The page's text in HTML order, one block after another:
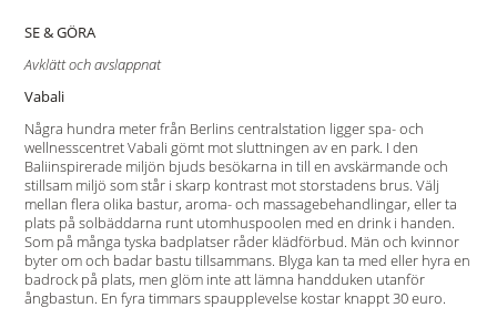
SE & GÖRA
Avklätt och avslappnat
Vabali
Några hundra meter från Berlins centralstation ligger spa- och
wellnesscentret Vabali gömt mot sluttningen av en park. I den
Baliinspirerade miljön bjuds besökarna in till en avskärmande och
stillsam miljö som står i skarp kontrast mot storstadens brus. Välj
mellan flera olika bastur, aroma- och massagebehandlingar, eller ta
plats på solbäddarna runt utomhuspoolen med en drink i handen.
Som på många tyska badplatser råder klädförbud. Män och kvinnor
byter om och badar bastu tillsammans. Blyga kan ta med eller hyra en
badrock på plats, men glöm inte att lämna handduken utanför
ångbastun. En fyra timmars spaupplevelse kostar knappt 30 euro.